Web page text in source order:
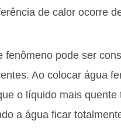
de calor ocorre
fenômeno pode ser
Ao colocar água
o líquido mais
a água ficar